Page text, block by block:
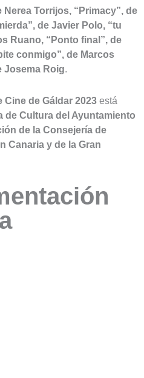
Nerea Torrijos, “Primacy”, de
de Javier Polo, “tu
Ruano, “Ponto final”, de
conmigo”, de Marcos
Josema Roig
Cine de Gáldar 2023 está
de Cultura del Ayuntamiento
de la Consejería de
Canaria y de la Gran